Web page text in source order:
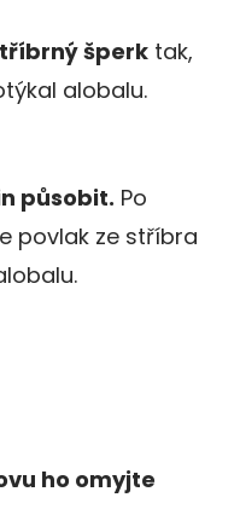
šperk tak,
alobalu.
působit. Po
povlak ze stříbra
ho omyjte